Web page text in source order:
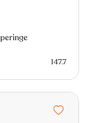
147.7